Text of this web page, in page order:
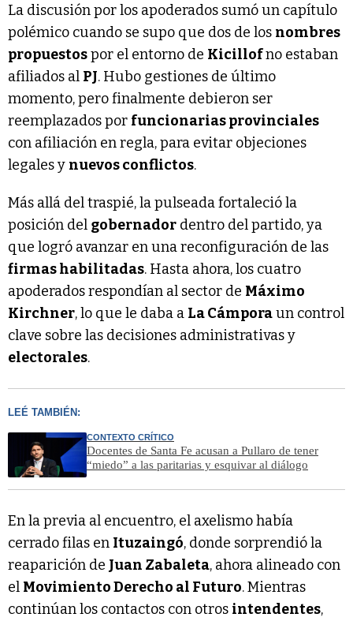
La discusión por los apoderados sumó un capítulo
polémico cuando se supo que dos de los nombres
propuestospor el entorno de Kicillofno estaban
afiliados al PJ. Hubo gestiones de último
momento, pero finalmente debieron ser
reemplazados por funcionarias provinciales
con afiliación en regla, para evitar objeciones
legales y nuevos conflictos.
Más allá del traspié, la pulseada fortaleció la
posición del gobernador dentro del partido, ya
que logró avanzar en una reconfiguración de las
firmas habilitadas. Hasta ahora, los cuatro
apoderados respondían al sector de Máximo
Kirchner, lo que le daba a La Cámporaun control
clave sobre las decisiones administrativas y
electorales.
LEÉ TAMBIÉN:
CONTEXTO CRÍTICO
Docentes de Santa Fe acusan a Pullaro de tener
“miedo” a las paritarias y esquivar al diálogo
En la previa al encuentro, el axelismo había
cerrado filas en Ituzaingó, donde sorprendió la
reaparición de Juan Zabaleta, ahora alineado con
el Movimiento Derecho al Futuro. Mientras
continúan los contactos con otros intendentes,